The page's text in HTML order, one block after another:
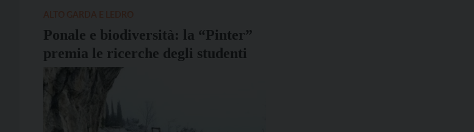
Ponale e biodiversità: la “Pinter”
premia le ricerche degli studenti